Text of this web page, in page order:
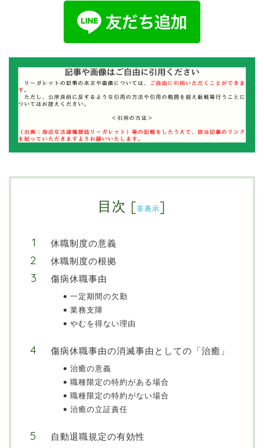
目次 [非表示]
休職制度の意義
休職制度の根拠
傷病休職事由
一定期間の欠勤
業務支障
やむを得ない理由
傷病休職事由の消滅事由としての「治癒」
治癒の意義
職種限定の特約がある場合
職種限定の特約がない場合
治癒の立証責任
自動退職規定の有効性